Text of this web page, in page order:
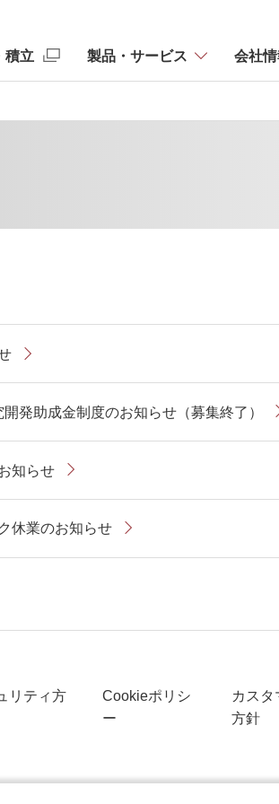
立 製品・サービス 会社
発助成金制度のお知らせ（募集終了）
知らせ
休業のお知らせ
リティ方
Cookieポリシ
ー
カス
方針